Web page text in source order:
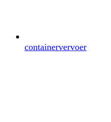
containervervoer